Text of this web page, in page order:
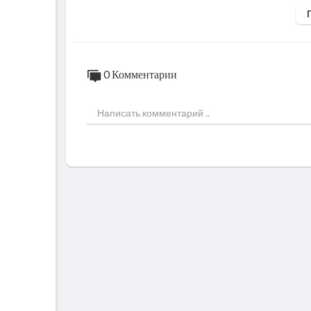
https://sabato.studio
https://zen.ly/ru
https://www.rino-pelle.com/
https://obdn.ru/
0 Комментарии